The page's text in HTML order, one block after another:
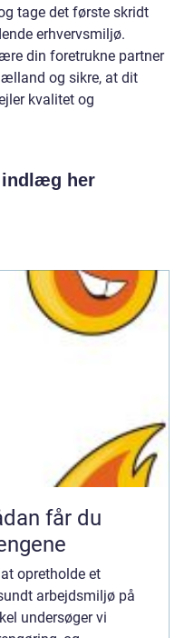
tage det første skridt
erhvervsmiljø.
din foretrukne partner
og sikre, at dit
kvalitet og
her
opretholde et
arbejdsmiljø på
undersøger vi